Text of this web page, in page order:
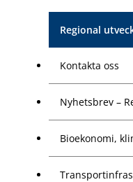
Regional
Kontakta oss
Nyhetsbrev –
Bioekonomi,